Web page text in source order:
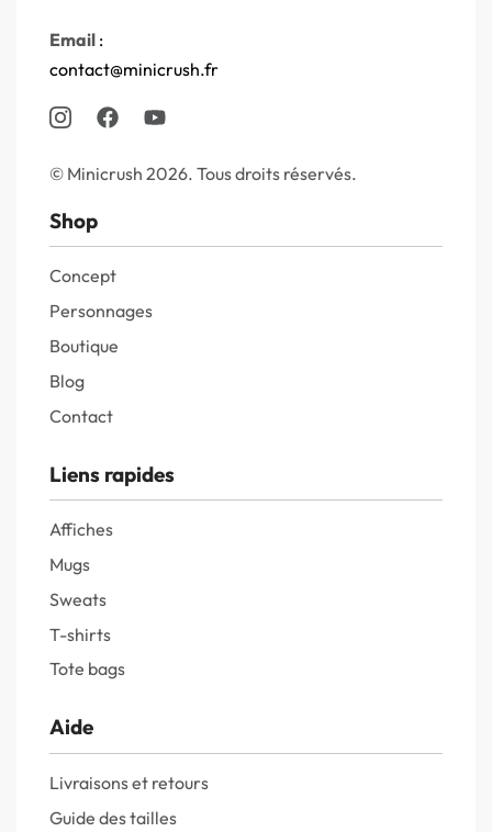
Email :
contact@minicrush.fr
© Minicrush 2026. Tous droits réservés.
Shop
Concept
Personnages
Boutique
Blog
Contact
Liens rapides
Affiches
Mugs
Sweats
T-shirts
Tote bags
Aide
Livraisons et retours
Guide des tailles